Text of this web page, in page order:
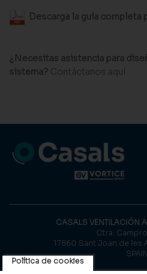
Descarga la guía completa
¿Necesitas asistencia para
sistema? Contáctanos aquí
CASALS VENTILACIÓN
Ctra.
17860 Sant Joan de les
SPAIN
Política de cookies